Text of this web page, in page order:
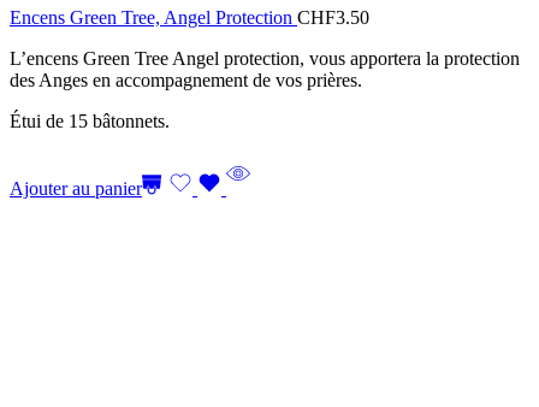
Encens Green Tree, Angel Protection CHF3.50
L’encens Green Tree Angel protection, vous apportera la protection
des Anges en accompagnement de vos prières.
Étui de 15 bâtonnets.
Ajouter au panier